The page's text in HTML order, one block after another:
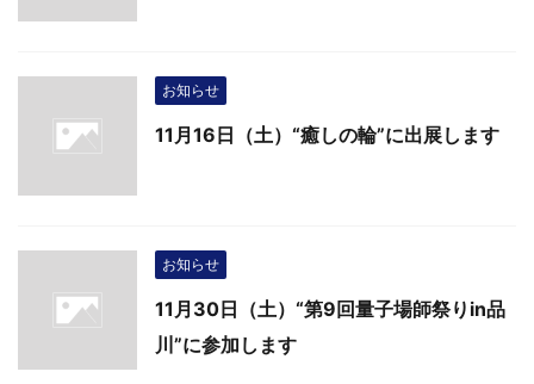
お知らせ
11月16日（土）“癒しの輪”に出展します
お知らせ
11月30日（土）“第9回量子場師祭りin品
川”に参加します